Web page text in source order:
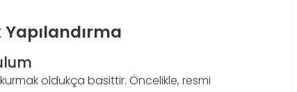
oldukça basittir. Öncelikle, resmi